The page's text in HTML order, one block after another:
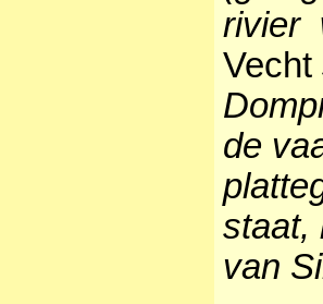
rivier
Vecht
de
staat,
van